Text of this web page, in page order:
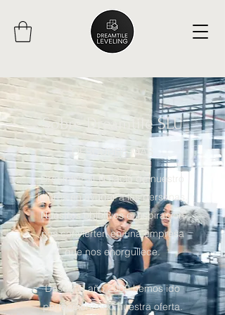
Sobre Dreamtile SLU
DESCUBRE MÁS
Dreamtile SLU nació de nuestro
interés en ayudar a las personas.
Nuestros objetivos e inspiración
nos convierten en una empresa
que nos enorgullece.
Desde el año 2000 hemos ido
perfeccionando nuestra oferta.